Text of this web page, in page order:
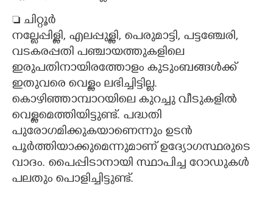
 ചിറ്റൂർ
നല്ലേപ്പിള്ളി, എലപ്പുള്ളി, പെരുമാട്ടി, പട്ടഞ്ചേരി,
വടകരപ്പതി പഞ്ചായത്തുകളിലെ
ഇരുപതിനായിരത്തോളം കുടുംബങ്ങൾക്ക്
ഇതുവരെ വെള്ളം ലഭിച്ചിട്ടില്ല.
കൊഴിഞ്ഞാമ്പാറയിലെ കുറച്ചു വീടുകളിൽ
വെള്ളമെത്തിയിട്ടുണ്ട്. പദ്ധതി
പുരോഗമിക്കുകയാണെന്നും ഉടൻ
പൂർത്തിയാക്കുമെന്നുമാണ് ഉദ്യോഗസ്ഥരുടെ
വാദം. പൈപ്പിടാനായി സ്ഥാപിച്ച റോഡുകൾ
പലതും പൊളിച്ചിട്ടുണ്ട്.